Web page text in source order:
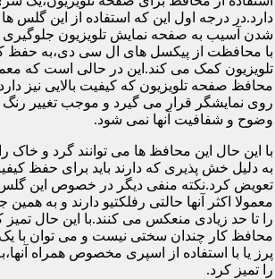
دارد.در درجه اول این که استفاده از این گلس ها
شدن آسیب به صفحه نمایش تلویزیون جلوگیری
با محافظت از پیکسل های ال سی دی،به حفظ
تلویزیون کمک می کند.این در حالی است که
محافظ صفحه تلویزیون که کیفیت بالایی نیز
روی نمایشگر قرار می گیرد و موجب تغییر رنگ
وضوح و شفافیت آنها نمی شود.
با این حال این محافظ ها می توانند گرد و خاک
به دلیل خش پذیری که دارند باید برای حفظ
تعویض کرد.نکته منفی دیگر در خصوص این
معمولا اکثر آنها حالتی رفلکتیو دارند و به
را تا حد زیادی منعکس می کنند.با این حال
محافظ کار چندان سختی نیست و می توان با
پرز یا با استفاده از اسپری مخصوص همراه
را تمیز کرد.